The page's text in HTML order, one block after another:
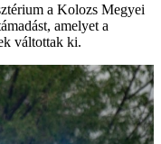
a Kolozs Megyei
amelyet a
váltottak ki.